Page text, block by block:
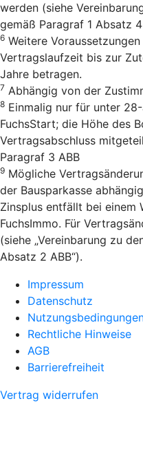
werden (siehe
gemäß Paragraf 1 Absatz 4
6 Weitere
Vertragslaufzeit bis zur
Jahre betragen.
7 Abhängig von der
8 Einmalig nur für unter
FuchsStart; die Höhe des
Vertragsabschluss
Paragraf 3 ABB
9 Mögliche
der Bausparkasse
Zinsplus entfällt bei einem
FuchsImmo. Für
(siehe „Vereinbarung zu
Absatz 2 ABB“).
Impressum
Datenschutz
Rechtliche Hinweise
AGB
Barrierefreiheit
Vertrag widerrufen